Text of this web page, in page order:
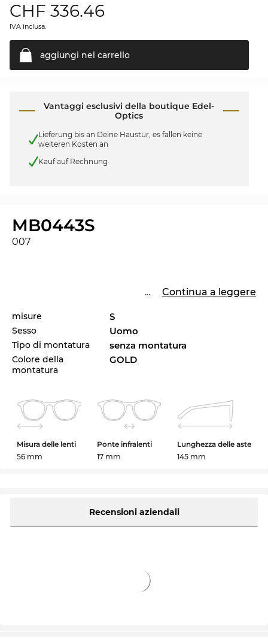
CHF 336.46
IVA inclusa.
aggiungi nel carrello
Vantaggi esclusivi della boutique Edel-
Optics
Lieferung bis an Deine Haustür, es fallen keine
weiteren Kosten an
Kauf auf Rechnung
MB0443S
007
... Continua a leggere
misure S
Sesso Uomo
Tipo di montatura senza montatura
Colore della
montatura
GOLD
Misura delle lenti
56 mm
Ponte infralenti
17 mm
Lunghezza delle aste
145 mm
Recensioni aziendali